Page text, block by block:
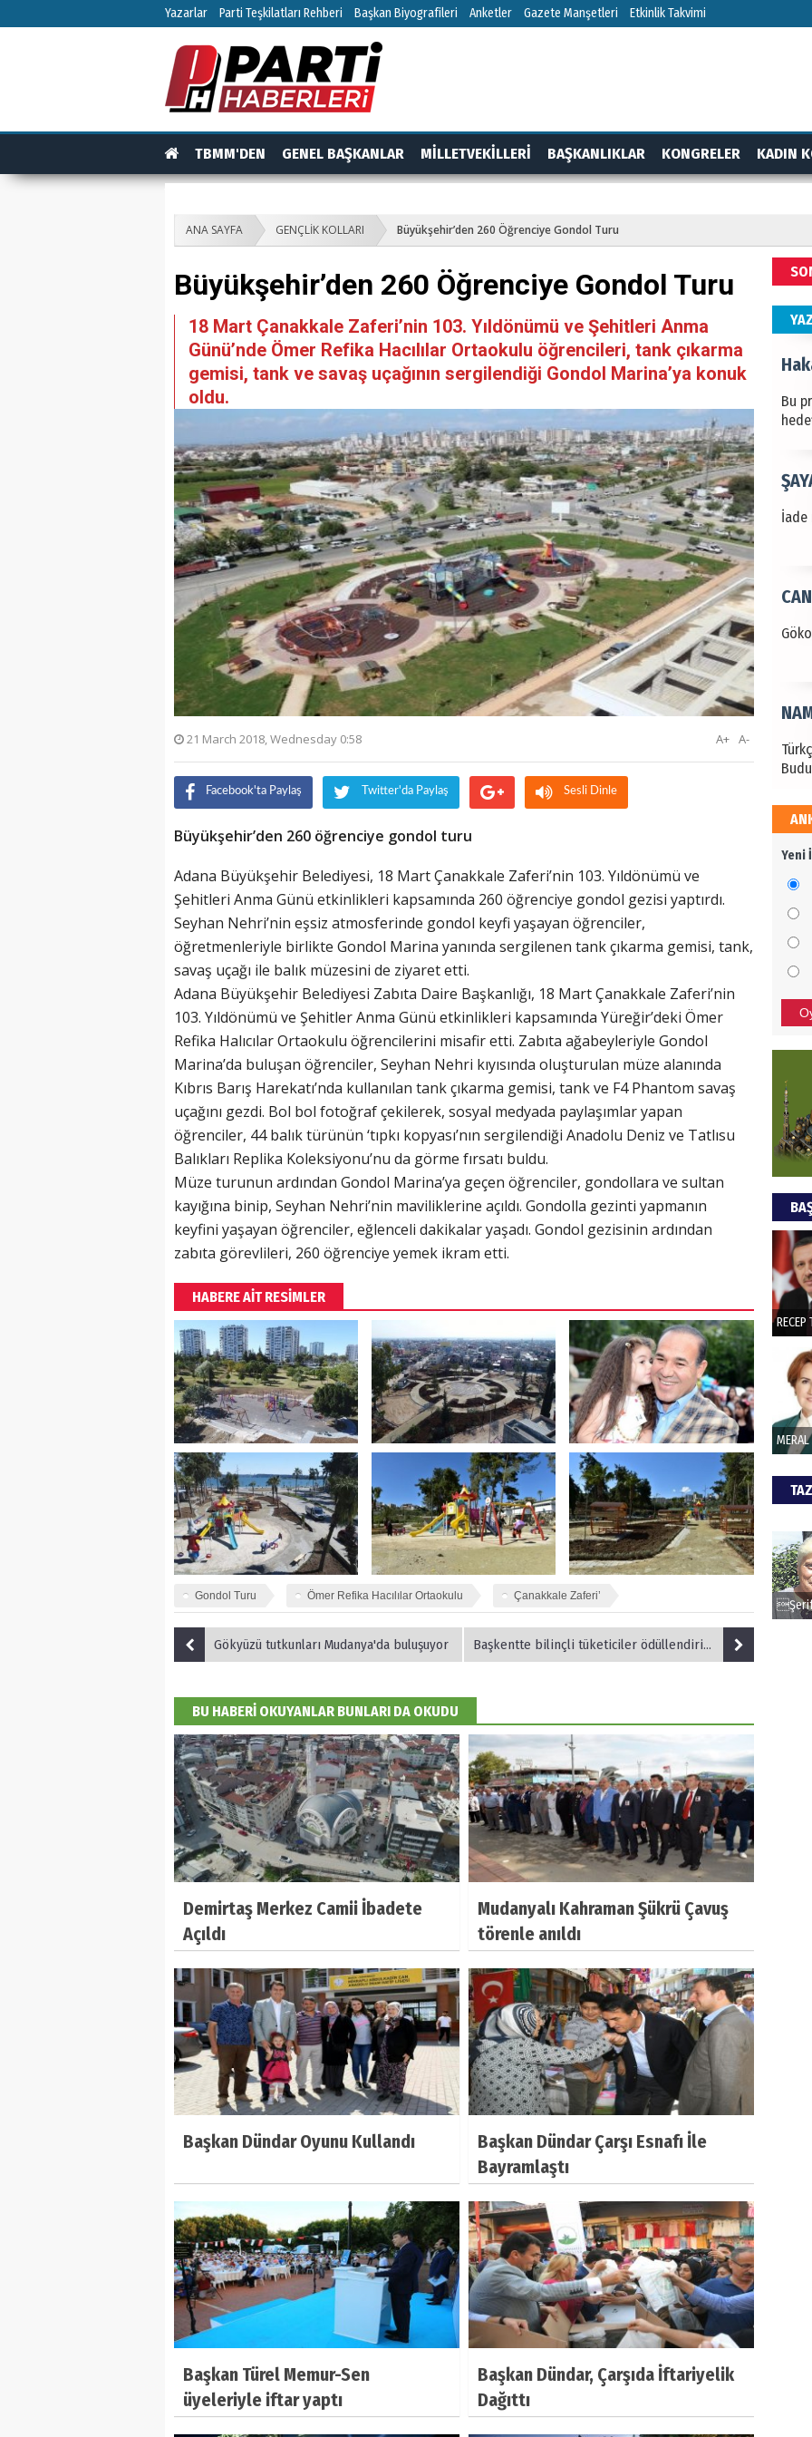
Yazarlar Parti Teşkilatları Rehberi Başkan Biyografileri Anketler Gazete Manşetleri Etkinlik Takvimi
TBMM'DEN GENEL BAŞKANLAR MİLLETVEKİLLERİ BAŞKANLIKLAR KONGRELER KADIN
ANA SAYFA GENÇLİK KOLLARI Büyükşehir’den 260 Öğrenciye Gondol Turu
Büyükşehir’den 260 Öğrenciye Gondol Turu
18 Mart Çanakkale Zaferi’nin 103. Yıldönümü ve Şehitleri Anma
Günü’nde Ömer Refika Hacılılar Ortaokulu öğrencileri, tank çıkarma
gemisi, tank ve savaş uçağının sergilendiği Gondol Marina’ya konuk
oldu.
21 March 2018, Wednesday 0:58 A-
A+
Facebook'ta Paylaş Twitter'da Paylaş Sesli Dinle
Büyükşehir’den 260 öğrenciye gondol turu
Adana Büyükşehir Belediyesi, 18 Mart Çanakkale Zaferi’nin 103. Yıldönümü ve
Şehitleri Anma Günü etkinlikleri kapsamında 260 öğrenciye gondol gezisi yaptırdı.
Seyhan Nehri’nin eşsiz atmosferinde gondol keyfi yaşayan öğrenciler,
öğretmenleriyle birlikte Gondol Marina yanında sergilenen tank çıkarma gemisi, tank,
savaş uçağı ile balık müzesini de ziyaret etti.
Adana Büyükşehir Belediyesi Zabıta Daire Başkanlığı, 18 Mart Çanakkale Zaferi’nin
103. Yıldönümü ve Şehitler Anma Günü etkinlikleri kapsamında Yüreğir’deki Ömer
Refika Halıcılar Ortaokulu öğrencilerini misafir etti. Zabıta ağabeyleriyle Gondol
Marina’da buluşan öğrenciler, Seyhan Nehri kıyısında oluşturulan müze alanında
Kıbrıs Barış Harekatı’nda kullanılan tank çıkarma gemisi, tank ve F4 Phantom savaş
uçağını gezdi. Bol bol fotoğraf çekilerek, sosyal medyada paylaşımlar yapan
öğrenciler, 44 balık türünün ‘tıpkı kopyası’nın sergilendiği Anadolu Deniz ve Tatlısu
Balıkları Replika Koleksiyonu’nu da görme fırsatı buldu.
Müze turunun ardından Gondol Marina’ya geçen öğrenciler, gondollara ve sultan
kayığına binip, Seyhan Nehri’nin maviliklerine açıldı. Gondolla gezinti yapmanın
keyfini yaşayan öğrenciler, eğlenceli dakikalar yaşadı. Gondol gezisinin ardından
zabıta görevlileri, 260 öğrenciye yemek ikram etti.
HABERE AİT RESİMLER
Gondol Turu Ömer Refika Hacılılar Ortaokulu Çanakkale Zaferi’
Gökyüzü tutkunları Mudanya'da buluşuyor Başkentte bilinçli tüketiciler ödüllendiriliyor
BU HABERİ OKUYANLAR BUNLARI DA OKUDU
Demirtaş Merkez Camii İbadete
Açıldı
Mudanyalı Kahraman Şükrü Çavuş
törenle anıldı
Başkan Dündar Oyunu Kullandı
Başkan Dündar Çarşı Esnafı İle
Bayramlaştı
Başkan Türel Memur-Sen
üyeleriyle iftar yaptı
Başkan Dündar, Çarşıda İftariyelik
Dağıttı
ALİ
Bu
İade
Bu
İade
Yeni